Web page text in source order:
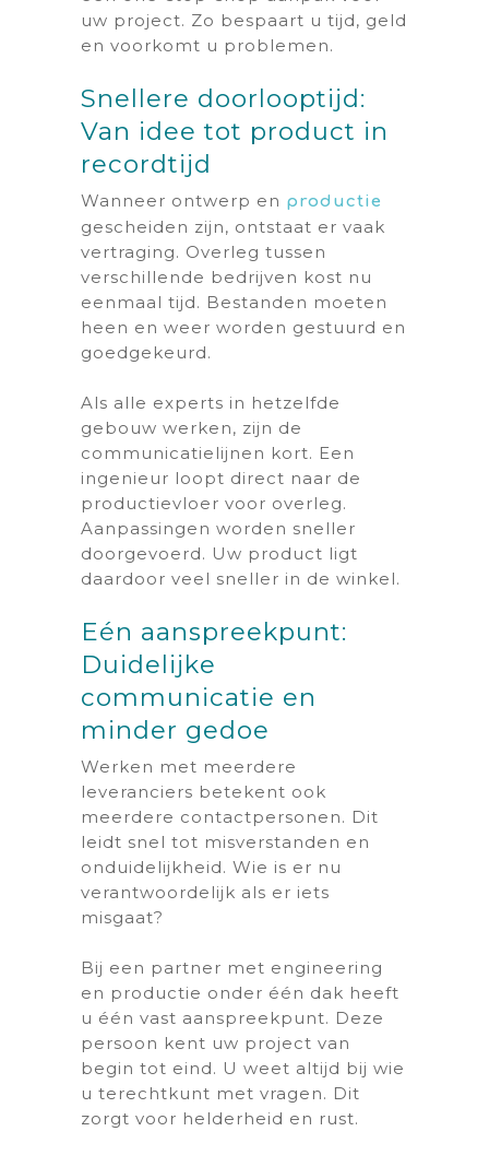
uw project. Zo bespaart u tijd, geld
en voorkomt u problemen.
Snellere doorlooptijd:
Van idee tot product in
recordtijd
Wanneer ontwerp en productie
gescheiden zijn, ontstaat er vaak
vertraging. Overleg tussen
verschillende bedrijven kost nu
eenmaal tijd. Bestanden moeten
heen en weer worden gestuurd en
goedgekeurd.
Als alle experts in hetzelfde
gebouw werken, zijn de
communicatielijnen kort. Een
ingenieur loopt direct naar de
productievloer voor overleg.
Aanpassingen worden sneller
doorgevoerd. Uw product ligt
daardoor veel sneller in de winkel.
Eén aanspreekpunt:
Duidelijke
communicatie en
minder gedoe
Werken met meerdere
leveranciers betekent ook
meerdere contactpersonen. Dit
leidt snel tot misverstanden en
onduidelijkheid. Wie is er nu
verantwoordelijk als er iets
misgaat?
Bij een partner met engineering
en productie onder één dak heeft
u één vast aanspreekpunt. Deze
persoon kent uw project van
begin tot eind. U weet altijd bij wie
u terechtkunt met vragen. Dit
zorgt voor helderheid en rust.